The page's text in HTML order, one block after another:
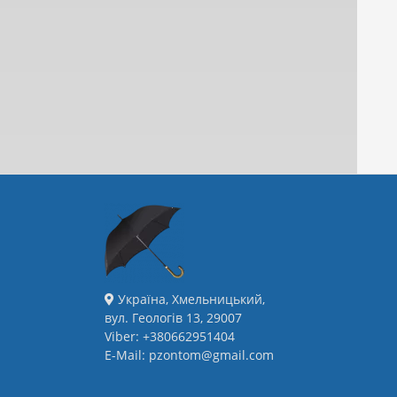
Україна, Хмельницький,
вул. Геологів 13, 29007
Viber: +380662951404
E-Mail: pzontom@gmail.com